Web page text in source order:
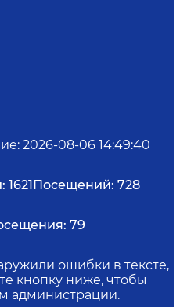
: 2026-08-06 14:49:40
1621Посещений: 728
79
ошибки в тексте,
кнопку ниже, чтобы
администрации.